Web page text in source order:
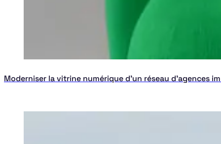
Moderniser la vitrine numérique d'un réseau d'agences